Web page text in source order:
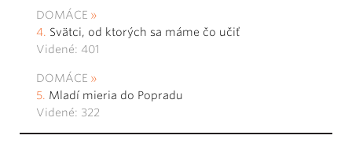
DOMÁCE
Svätci, od ktorých sa máme čo učiť
Videné: 401
DOMÁCE
Mladí mieria do Popradu
Videné: 322